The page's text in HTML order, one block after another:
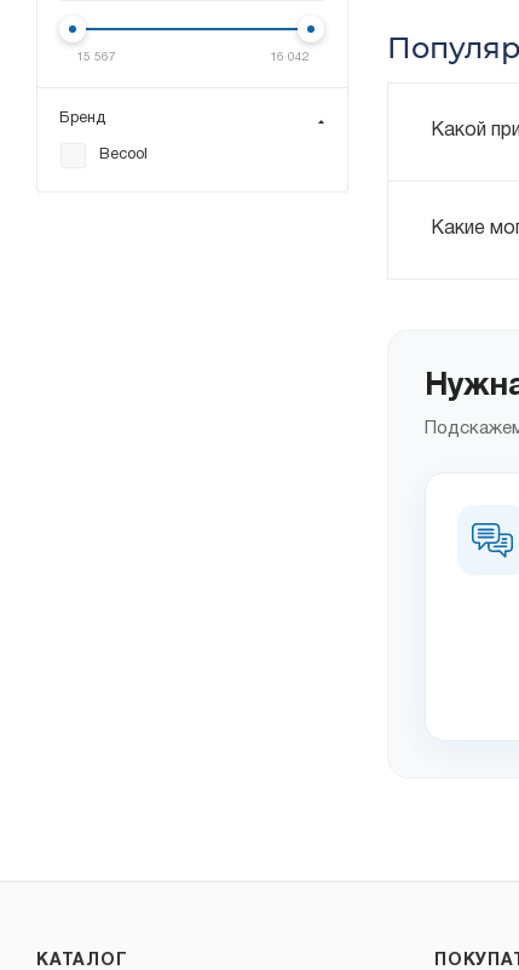
Какой
Какие
15 567 16 042
Бренд
Becool
КАТАЛОГ